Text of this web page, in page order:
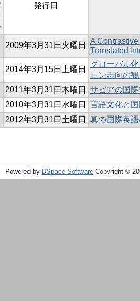
発行日
2009年3月31日火曜日
A
Translated
2014年3月15日土曜日
グローバル
ョン志向の
2011年3月31日木曜日
サピアの国
2010年3月31日水曜日
言語文化と
2012年3月31日土曜日
真の国際英
Powered by DSpace Software Copyright ©